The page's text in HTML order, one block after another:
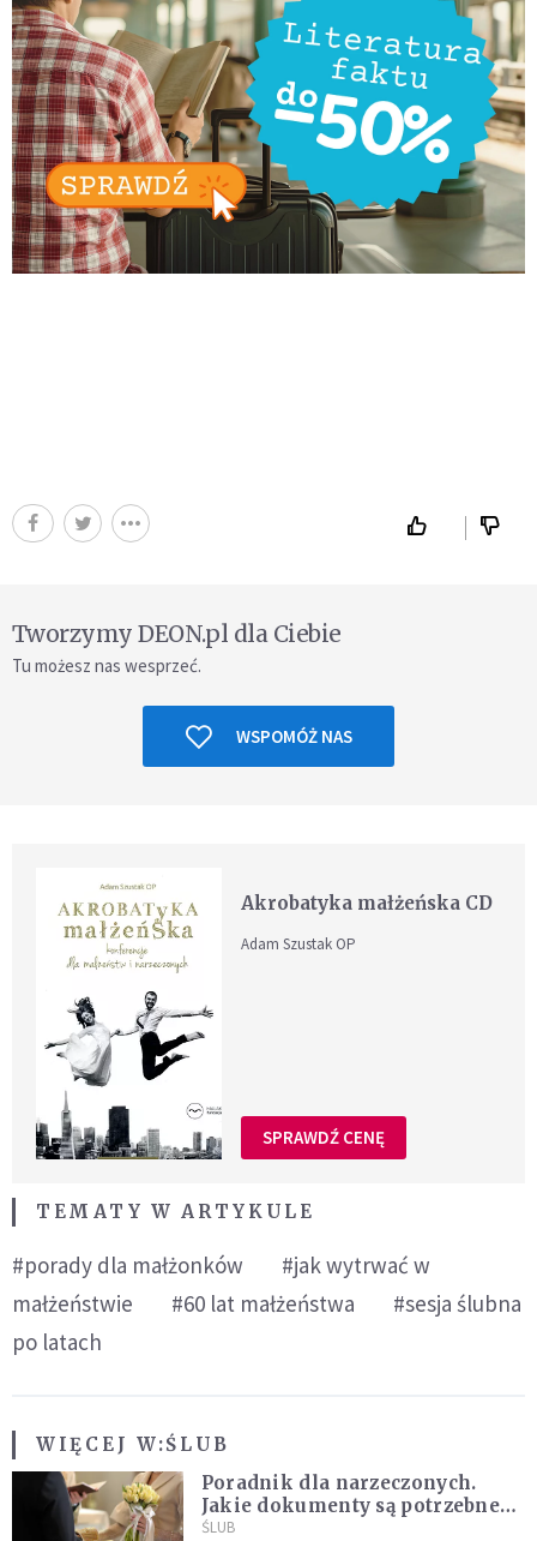
Tworzymy DEON.pl dla Ciebie
Tu możesz nas wesprzeć.
WSPOMÓŻ NAS
Akrobatyka małżeńska CD
Adam Szustak OP
SPRAWDŹ CENĘ
TEMATY W ARTYKULE
#porady dla małżonków
#jak wytrwać w
małżeństwie
#60 lat małżeństwa
#sesja ślubna
po latach
WIĘCEJ W:ŚLUB
Poradnik dla narzeczonych.
Jakie dokumenty są potrzebne
do ślubu konkordatowego?
ŚLUB